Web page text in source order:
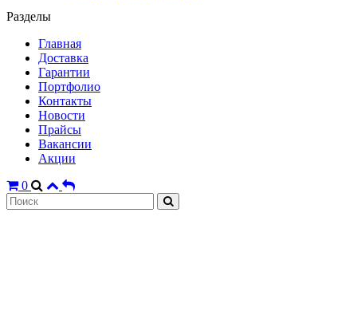
Разделы
Главная
Доставка
Гарантии
Портфолио
Контакты
Новости
Прайсы
Вакансии
Акции
0